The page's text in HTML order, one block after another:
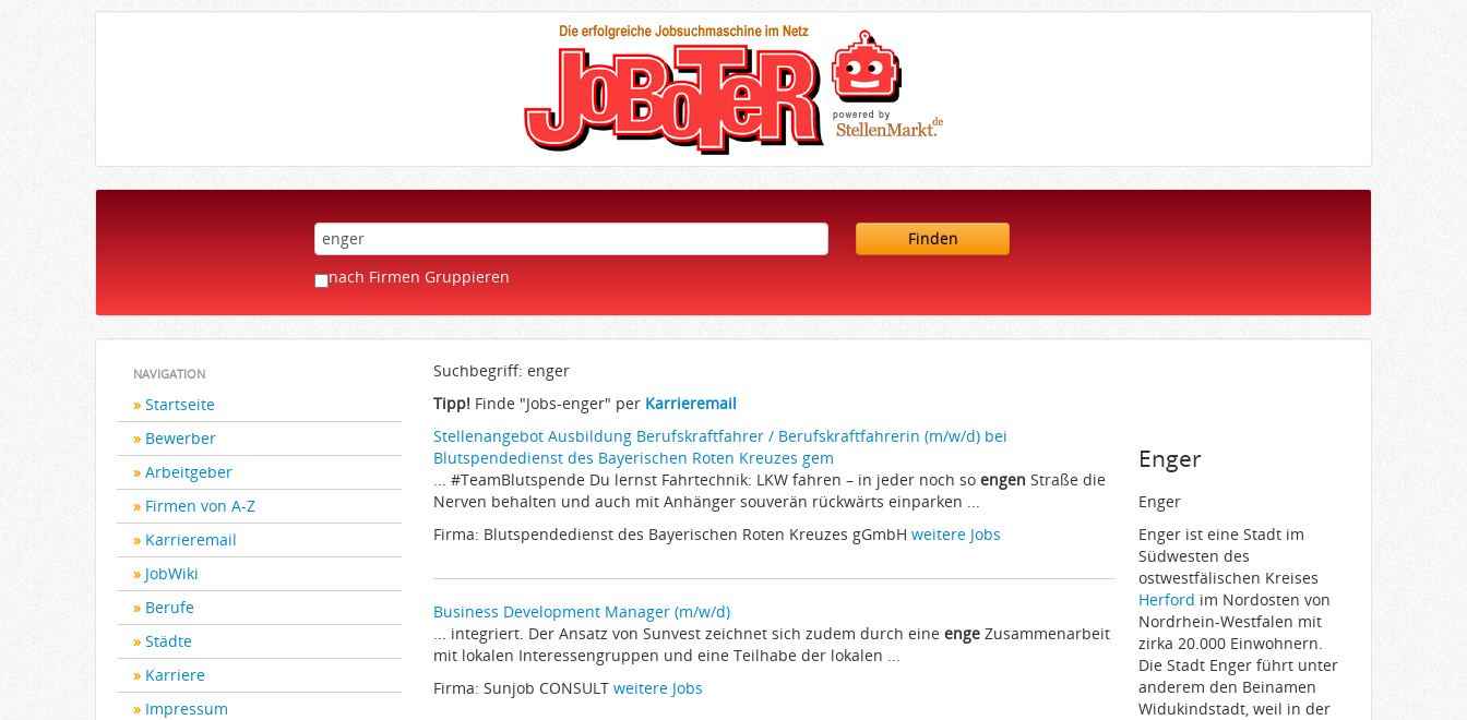
Finden
nach Firmen Gruppieren
NAVIGATION
Startseite
Bewerber
Arbeitgeber
Firmen von A-Z
Karrieremail
JobWiki
Berufe
Städte
Karriere
Impressum
Suchbegriff: enger
Tipp!Finde "Jobs-enger" per Karrieremail
Stellenangebot Ausbildung Berufskraftfahrer / Berufskraftfahrerin (m/w/d) bei
Blutspendedienst des Bayerischen Roten Kreuzes gem
... #TeamBlutspende Du lernst Fahrtechnik: LKW fahren – in jeder noch so engen Straße die
Nerven behalten und auch mit Anhänger souverän rückwärts einparken ...
Firma: Blutspendedienst des Bayerischen Roten Kreuzes gGmbH weitere Jobs
Business Development Manager (m/w/d)
... integriert. Der Ansatz von Sunvest zeichnet sich zudem durch eine engeZusammenarbeit
mit lokalen Interessengruppen und eine Teilhabe der lokalen ...
Firma: Sunjob CONSULT weitere Jobs
Enger
Enger
Enger ist eine Stadt im
Südwesten des
ostwestfälischen Kreises
Herford im Nordosten von
Nordrhein-Westfalen mit
zirka 20.000 Einwohnern.
Die Stadt Enger führt unter
anderem den Beinamen
Widukindstadt, weil in der